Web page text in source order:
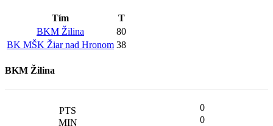
Tím
T
BKM Žilina
80
BK MŠK Žiar nad Hronom 38
BKM Žilina
0
0